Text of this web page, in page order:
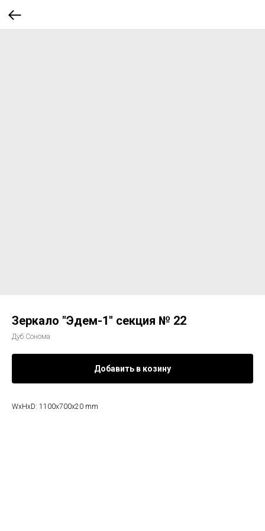
Зеркало "Эдем-1" секция № 22
Дуб Сонома
Добавить в козину
WxHxD: 1100x700x20 mm